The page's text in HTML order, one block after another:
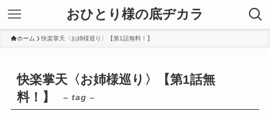
おひとり様の底ヂカラ
ホーム 快楽掌天〈お姉様巡り〉【第1話無料！】
快楽掌天〈お姉様巡り〉【第1話無
料！】
– tag –